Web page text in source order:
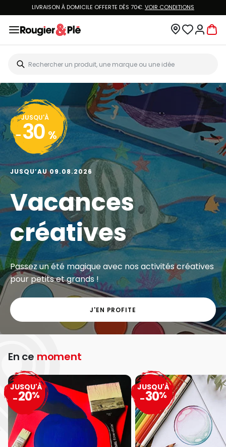
LIVRAISON À DOMICILE OFFERTE DÈS 70€.VOIR CONDITIONS
JUSQU'À
- 30 %
JUSQU’AU 09.08.2026
Vacances
créatives
Passez un été magique avec nos activités créatives
pour petits et grands !
J'EN PROFITE
En ce moment
JUSQU'À
-20%
JUSQU'À
-30%